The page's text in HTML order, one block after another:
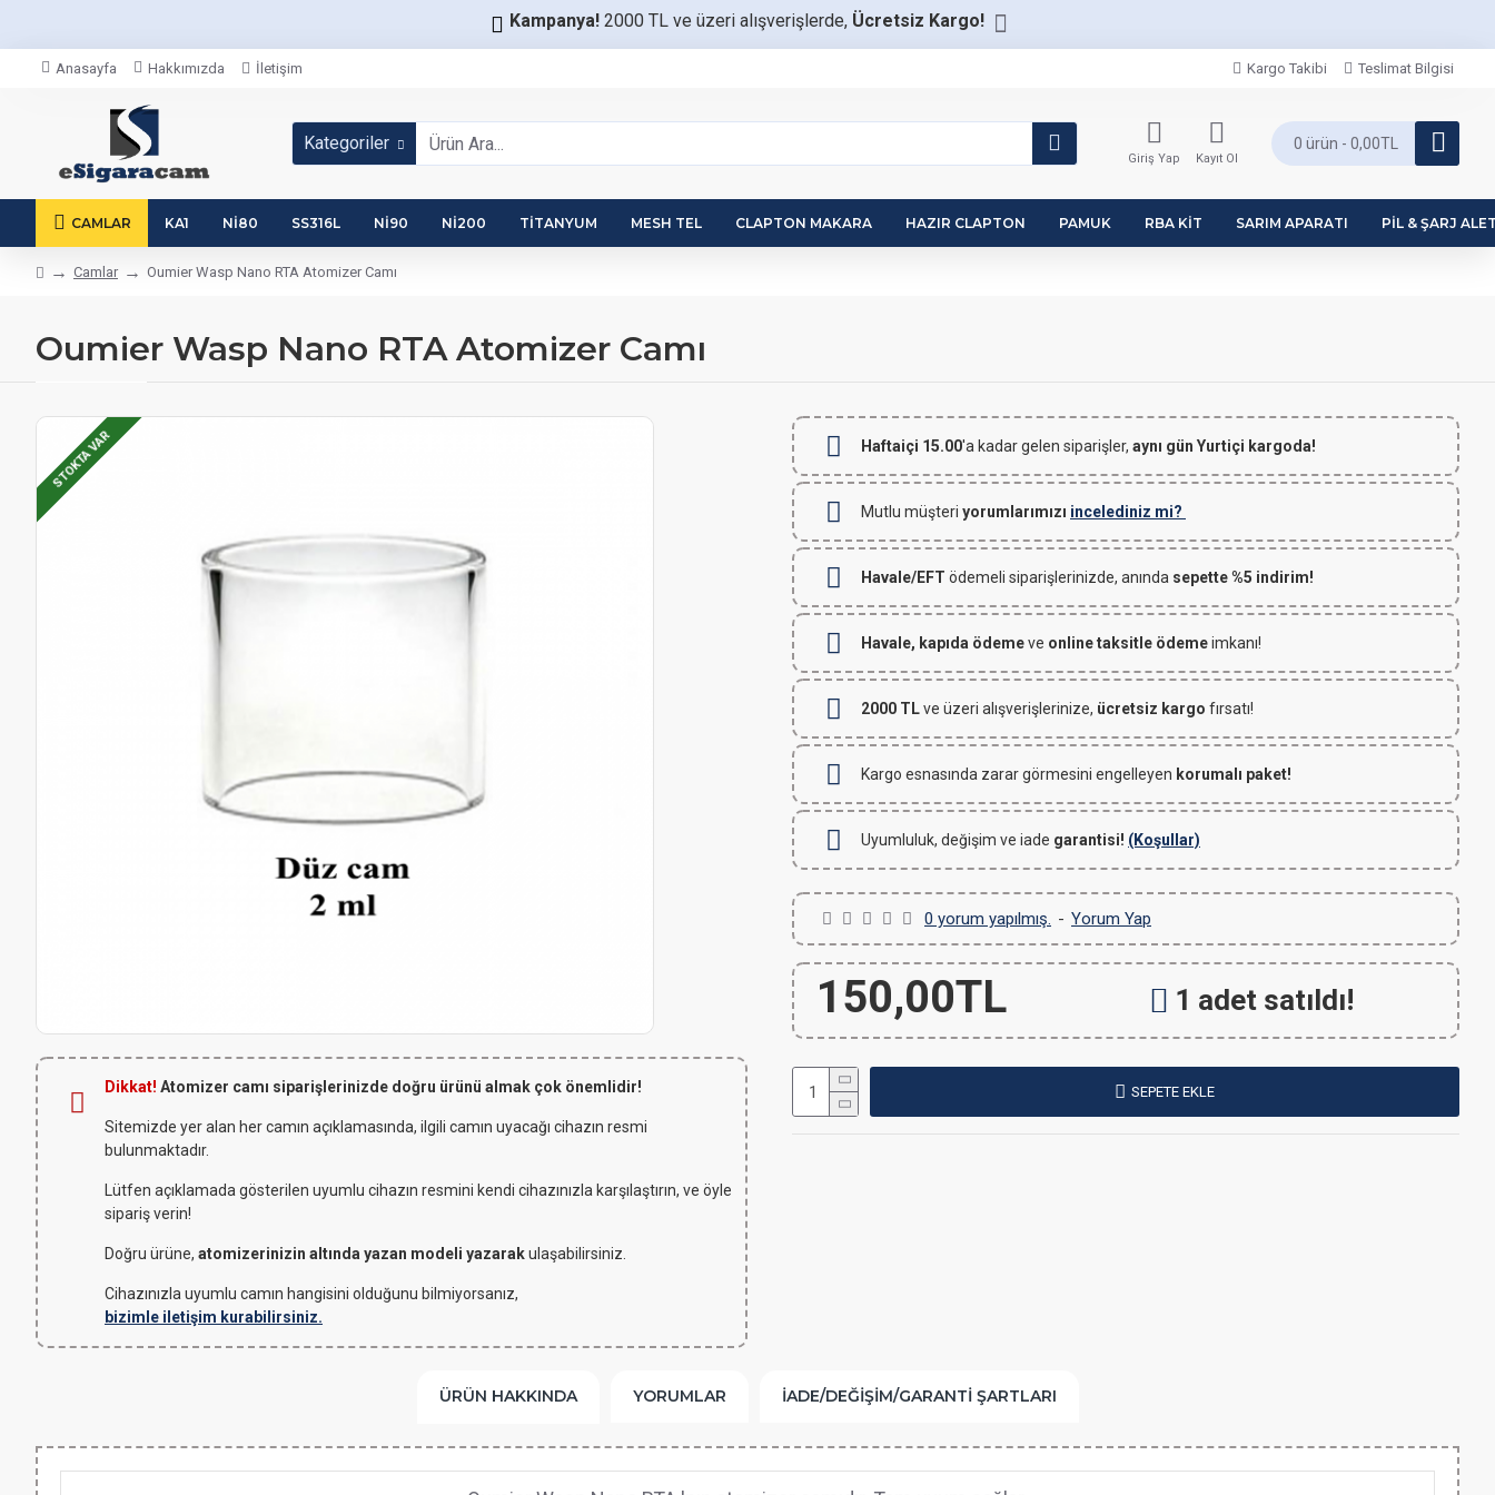
Kampanya! 2000 TL ve üzeri alışverişlerde, Ücretsiz Kargo!
Anasayfa Hakkımızda İletişim Kargo Takibi Teslimat Bilgisi
Kategoriler
Giriş Yap Kayıt Ol
0 ürün - 0,00TL
CAMLAR KA1 NI80 SS316L NI90 NI200 TITANYUM MESH TEL CLAPTON MAKARA HAZIR CLAPTON PAMUK RBA KIT SARIM APARATI PIL & ŞARJ
Camlar Oumier Wasp Nano RTA Atomizer Camı
Oumier Wasp Nano RTA Atomizer Camı
STOKTA VAR
Dikkat! Atomizer camı siparişlerinizde doğru ürünü almak çok önemlidir!
Sitemizde yer alan her camın açıklamasında, ilgili camın uyacağı cihazın resmi
bulunmaktadır.
Lütfen açıklamada gösterilen uyumlu cihazın resmini kendi cihazınızla karşılaştırın, ve öyle
sipariş verin!
Doğru ürüne, atomizerinizin altında yazan modeli yazarakulaşabilirsiniz.
Cihazınızla uyumlu camın hangisini olduğunu bilmiyorsanız,
bizimle iletişim kurabilirsiniz.
Haftaiçi 15.00'a kadar gelen siparişler, aynı gün Yurtiçi kargoda!
Mutlu müşteri yorumlarımızı incelediniz mi?
Havale/EFT ödemeli siparişlerinizde, anında sepette %5 indirim!
Havale, kapıda ödemeve online taksitle ödemeimkanı!
2000 TLve üzeri alışverişlerinize, ücretsiz kargo fırsatı!
Kargo esnasında zarar görmesini engelleyen korumalı paket!
Uyumluluk, değişim ve iade garantisi! (Koşullar)
0 yorum yapılmış. - Yorum Yap
150,00TL 1 adet satıldı!
SEPETE EKLE
ÜRÜN HAKKINDA YORUMLAR İADE/DEĞIŞIM/GARANTI ŞARTLARI